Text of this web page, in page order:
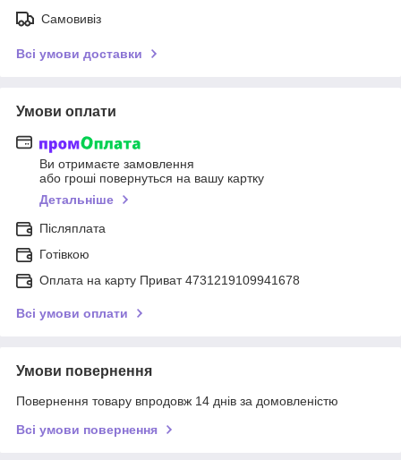
Самовивіз
Всі умови доставки
Умови оплати
Ви отримаєте замовлення
або гроші повернуться на вашу картку
Детальніше
Післяплата
Готівкою
Оплата на карту Приват 4731219109941678
Всі умови оплати
Умови повернення
Повернення товару впродовж 14 днів за домовленістю
Всі умови повернення